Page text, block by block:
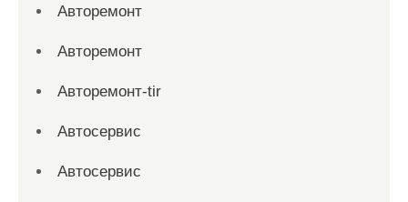
Авторемонт
Авторемонт
Авторемонт-tir
Автосервис
Автосервис